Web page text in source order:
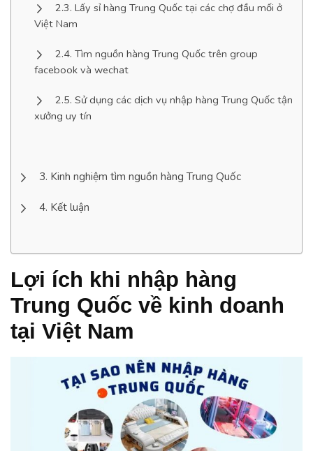
Lấy sỉ hàng Trung Quốc tại các chợ đầu mối ở
Việt Nam
Tìm nguồn hàng Trung Quốc trên group
facebook và wechat
Sử dụng các dịch vụ nhập hàng Trung Quốc tận
xưởng uy tín
Kinh nghiệm tìm nguồn hàng Trung Quốc
Kết luận
Lợi ích khi nhập hàng
Trung Quốc về kinh doanh
tại Việt Nam